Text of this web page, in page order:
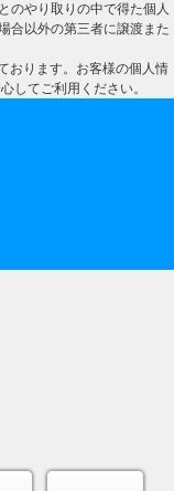
のやり取りの中で得た個人
合以外の第三者に譲渡また
おります。お客様の個人情
してご利用ください。